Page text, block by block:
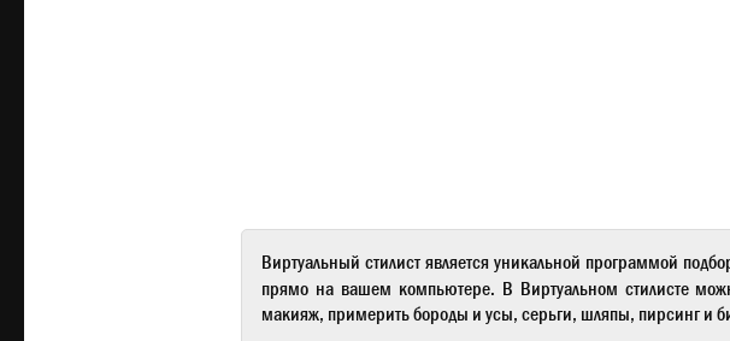
Виртуальный стилистявляется уникальной программой
прямо на вашем компьютере. В Виртуальном стилисте
макияж, примерить бороды и усы, серьги, шляпы, пирсинг и